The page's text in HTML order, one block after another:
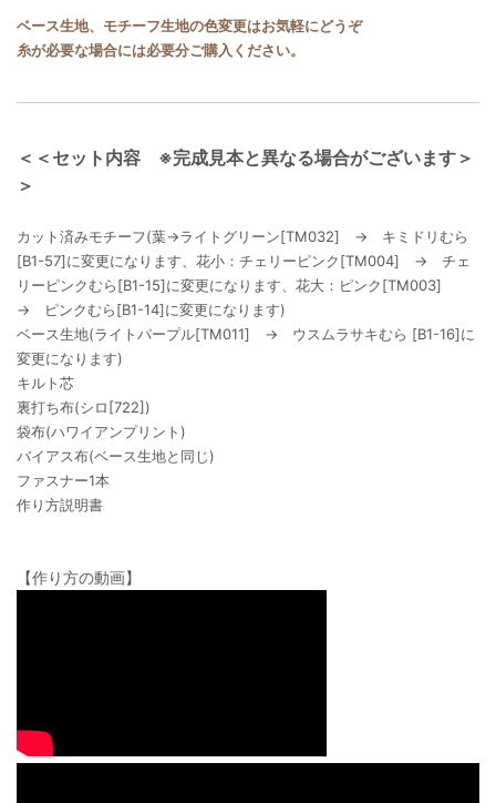
ベース生地、モチーフ生地の色変更はお気軽にどうぞ
糸が必要な場合には必要分ご購入ください。
＜＜セット内容 ※完成見本と異なる場合がございます＞
＞
カット済みモチーフ(葉→ライトグリーン[TM032] → キミドリむら
[B1-57]に変更になります、花小：チェリーピンク[TM004] → チェ
リーピンクむら[B1-15]に変更になります、花大：ピンク[TM003]
→ ピンクむら[B1-14]に変更になります)
ベース生地(ライトパープル[TM011] → ウスムラサキむら [B1-16]に
変更になります)
キルト芯
裏打ち布(シロ[722])
袋布(ハワイアンプリント)
バイアス布(ベース生地と同じ)
ファスナー1本
作り方説明書
【作り方の動画】